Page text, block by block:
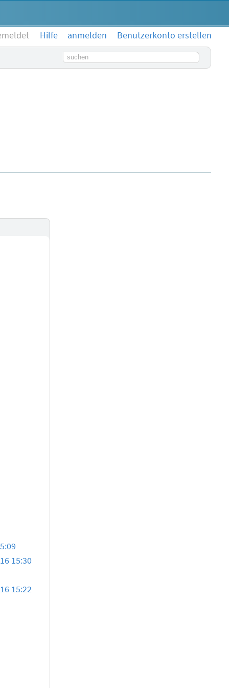
Hilfe anmelden
Benutzerkonto erstellen
Suchbegriff
15:30
15:22